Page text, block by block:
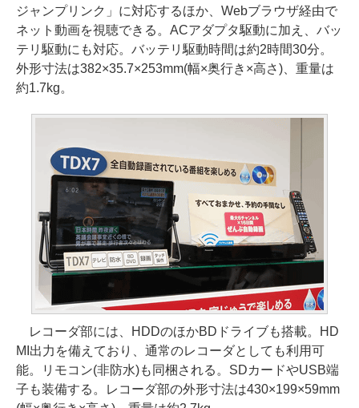
ジャンプリンク」に対応するほか、Webブラウザ経由で
ネット動画を視聴できる。ACアダプタ駆動に加え、バッ
テリ駆動にも対応。バッテリ駆動時間は約2時間30分。
外形寸法は382×35.7×253mm(幅×奥行き×高さ)、重量は
約1.7kg。
レコーダ部には、HDDのほかBDドライブも搭載。HD
MI出力を備えており、通常のレコーダとしても利用可
能。リモコン(非防水)も同梱される。SDカードやUSB端
子も装備する。レコーダ部の外形寸法は430×199×59mm